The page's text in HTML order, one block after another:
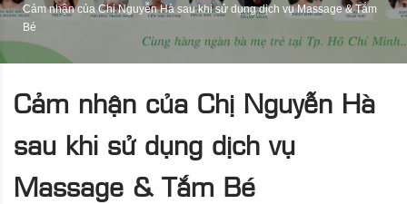
Cảm nhận của Chị Nguyễn Hà sau khi sử dụng dịch vụ Massage & Tắm
Bé
Cảm nhận của Chị Nguyễn Hà
sau khi sử dụng dịch vụ
Massage & Tắm Bé